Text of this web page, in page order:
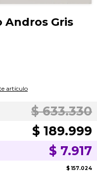
Andros Gris
artículo
$ 633.330
$ 189.999
$ 7.917
$ 157.024